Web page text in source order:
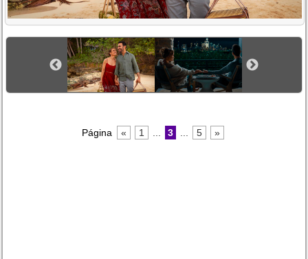
Página « 1 3 5 »